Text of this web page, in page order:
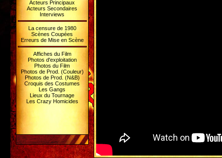
Acteurs Principaux
Acteurs Secondaires
Interviews
La censure de 1980
Scènes Coupées
Erreurs de Mise en Scène
Affiches du Film
Photos d'exploitation
Photos du Film
Photos de Prod. (Couleur)
Photos de Prod. (N&B)
Croquis des Costumes
Les Gangs
Lieux du Tournage
Les Crazy Homicides